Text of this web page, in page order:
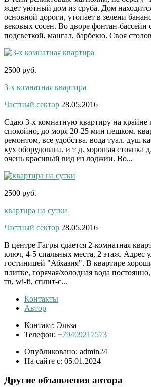
ждет уютный дом из сруба. Дом
основной дороги, утопает в зелени
вековых сосен. Во дворе фонтан-бассейн
подсветкой, мангал, барбекю. Своя
2500 руб.
3-х комнатная квартира
Частный сектор 28.05.2016
Сдаю 3-х комнатную квартиру на крайне
спокойно, до моря 20-25 мин пешком.
ремонтом, все удобства. вода туал. душ
кух оборудована. и т д. хорошая стоянка
очень красивый вид из лоджии. Во...
2500 руб.
квартира на сутки
Частный сектор 28.05.2016
В центре Гагры сдается 2-комнатная
ключ, 4-5 спальных места, 2 этаж. Адрес
гостиницей "Абхазия". В квартире
плитке, горячая/холодная вода
тв, wi-fi, сплит-с...
Контакты
Автор
Контакт: Эльза
Телефон: +79409217573
Опубликовано: admin24
На сайте с: 05.01.2024
Другие объявления автора